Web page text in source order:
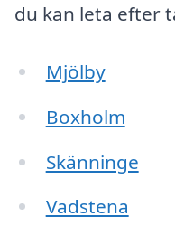
du kan leta efter
Mjölby
Boxholm
Skänninge
Vadstena